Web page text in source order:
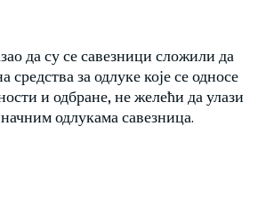
да су се савезници сложили да
средства за одлуке које се односе
и одбране, не желећи да улази
одлукама савезница.